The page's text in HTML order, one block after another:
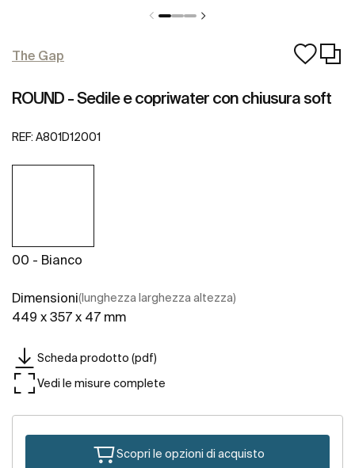
The Gap
ROUND - Sedile e copriwater con chiusura soft
REF: A801D12001
00 - Bianco
Dimensioni(lunghezza larghezza altezza)
449 x 357 x 47 mm
Scheda prodotto (pdf)
Vedi le misure complete
Scopri le opzioni di acquisto